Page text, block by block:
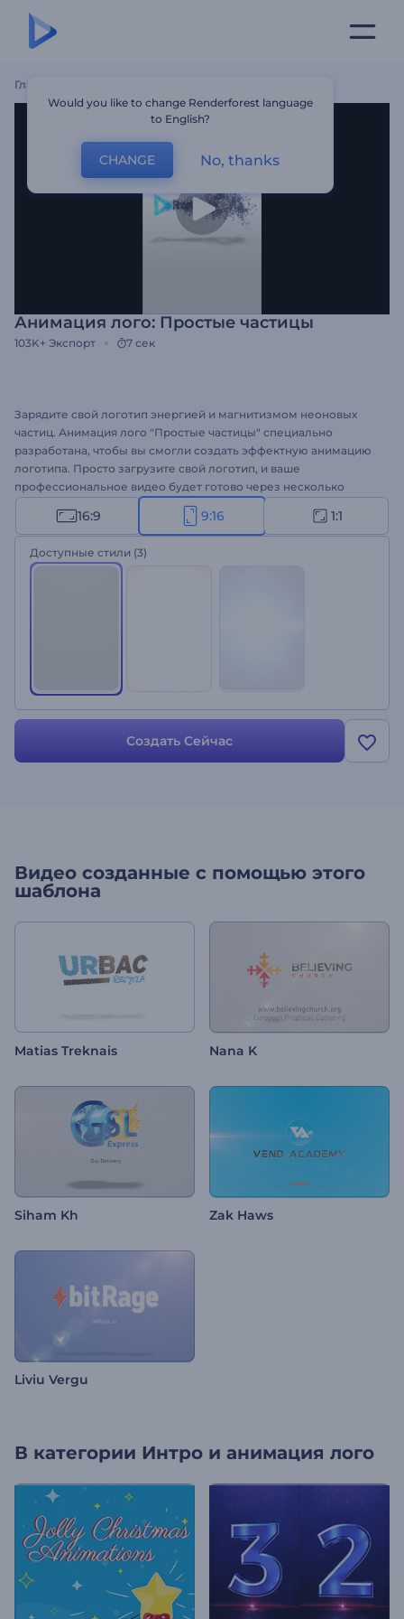
Главная
Анимация лого: Простые частицы
103K+ Экспорт 7 сек
Зарядите свой логотип энергией и магнитизмом неоновых
частиц. Анимация лого "Простые частицы" специально
разработана, чтобы вы смогли создать эффектную анимацию
логотипа. Просто загрузите свой логотип, и ваше
профессиональное видео будет готово через несколько
минут. Шаблон идеально подходит для оформления
презентаций, рекламы на ТВ, YouTube-влогов, корпоративных
презентаций и многого другого. Мы собрали все ингредиенты
для создания идеальной анимации логотипа - оформите свой
16:9 9:16 1:1
Доступные стили (3)
Создать Сейчас
Видео созданные с помощью этого
шаблона
Matias Treknais Nana K
Siham Kh Zak Haws
Liviu Vergu
В категории Интро и анимация лого
Would you like to change Renderforest language
to English?
CHANGE No, thanks